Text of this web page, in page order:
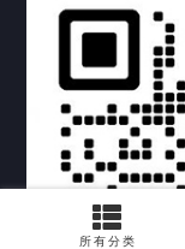
所有分类